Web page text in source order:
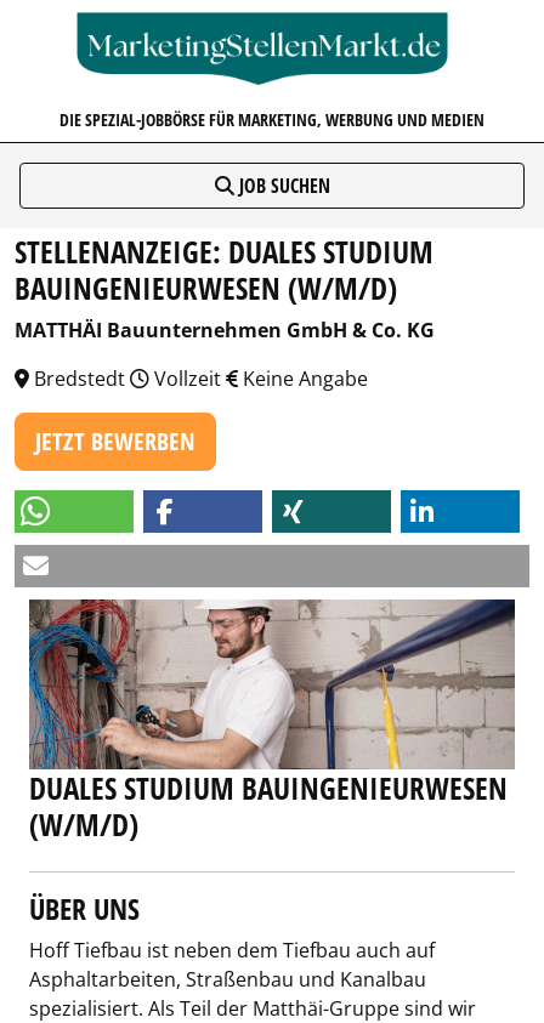
DIE SPEZIAL-JOBBÖRSE FÜR MARKETING, WERBUNG UND MEDIEN
JOB SUCHEN
STELLENANZEIGE: DUALES STUDIUM
BAUINGENIEURWESEN (W/M/D)
MATTHÄI Bauunternehmen GmbH & Co. KG
Bredstedt
Vollzeit Keine Angabe
JETZT BEWERBEN
DUALES STUDIUM BAUINGENIEURWESEN
(W/M/D)
ÜBER UNS
Hoff Tiefbau ist neben dem Tiefbau auch auf
Asphaltarbeiten, Straßenbau und Kanalbau
spezialisiert. Als Teil der Matthäi-Gruppe sind wir